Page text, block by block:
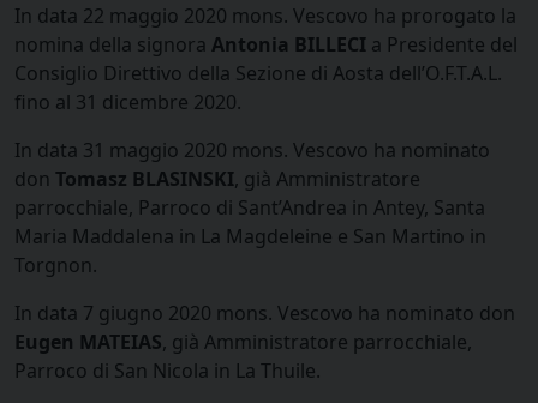
In data 22 maggio 2020 mons. Vescovo ha prorogato la
nomina della signora Antonia BILLECI a Presidente del
Consiglio Direttivo della Sezione di Aosta dell’O.F.T.A.L.
fino al 31 dicembre 2020.
In data 31 maggio 2020 mons. Vescovo ha nominato
don Tomasz BLASINSKI, già Amministratore
parrocchiale, Parroco di Sant’Andrea in Antey, Santa
Maria Maddalena in La Magdeleine e San Martino in
Torgnon.
In data 7 giugno 2020 mons. Vescovo ha nominato don
Eugen MATEIAS, già Amministratore parrocchiale,
Parroco di San Nicola in La Thuile.